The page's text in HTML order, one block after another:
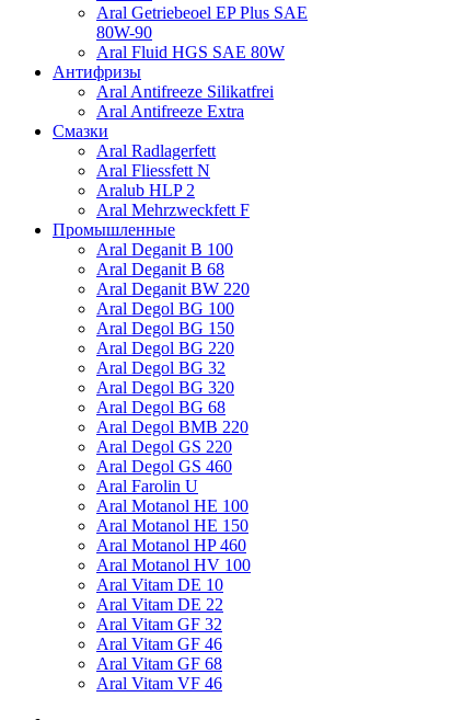
Aral Getriebeoel EP Plus SAE
80W-90
Aral Fluid HGS SAE 80W
Антифризы
Aral Antifreeze Silikatfrei
Aral Antifreeze Extra
Смазки
Aral Radlagerfett
Aral Fliessfett N
Aralub HLP 2
Aral Mehrzweckfett F
Промышленные
Aral Deganit B 100
Aral Deganit B 68
Aral Deganit BW 220
Aral Degol BG 100
Aral Degol BG 150
Aral Degol BG 220
Aral Degol BG 32
Aral Degol BG 320
Aral Degol BG 68
Aral Degol BMB 220
Aral Degol GS 220
Aral Degol GS 460
Aral Farolin U
Aral Motanol HE 100
Aral Motanol HE 150
Aral Motanol HP 460
Aral Motanol HV 100
Aral Vitam DE 10
Aral Vitam DE 22
Aral Vitam GF 32
Aral Vitam GF 46
Aral Vitam GF 68
Aral Vitam VF 46